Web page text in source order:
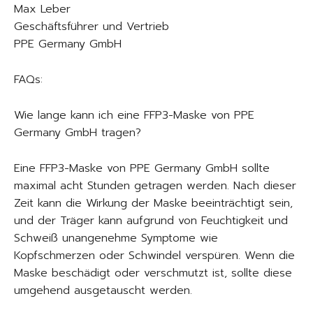
Max Leber
Geschäftsführer und Vertrieb
PPE Germany GmbH
FAQs:
Wie lange kann ich eine FFP3-Maske von PPE
Germany GmbH tragen?
Eine FFP3-Maske von PPE Germany GmbH sollte
maximal acht Stunden getragen werden. Nach dieser
Zeit kann die Wirkung der Maske beeinträchtigt sein,
und der Träger kann aufgrund von Feuchtigkeit und
Schweiß unangenehme Symptome wie
Kopfschmerzen oder Schwindel verspüren. Wenn die
Maske beschädigt oder verschmutzt ist, sollte diese
umgehend ausgetauscht werden.